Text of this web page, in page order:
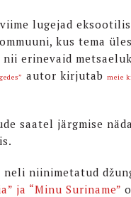
lugejad
kus tema
erinevaid
autor kirjutab meie
saatel järgmise
niinimetatud
ja “Minu Suriname”